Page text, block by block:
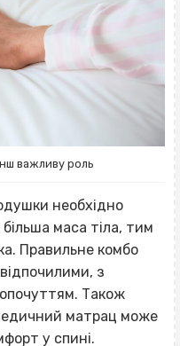
важливу роль
необхідно
маса тіла, тим
Правильне комбо
з
Також
матрац може
у спині.